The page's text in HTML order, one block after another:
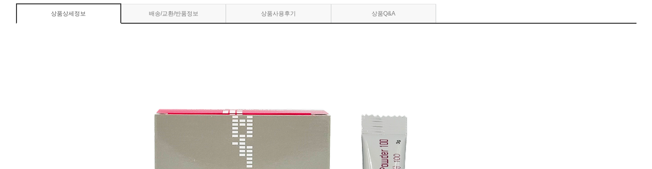
상품상세정보 배송/교환/반품정보 상품사용후기 상품Q&A